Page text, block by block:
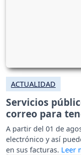
ACTUALIDAD
Servicios
correo para
A partir del 01 de
electrónico y así
en sus facturas.